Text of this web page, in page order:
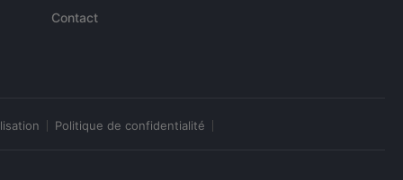
Contact
Politique de confidentialité